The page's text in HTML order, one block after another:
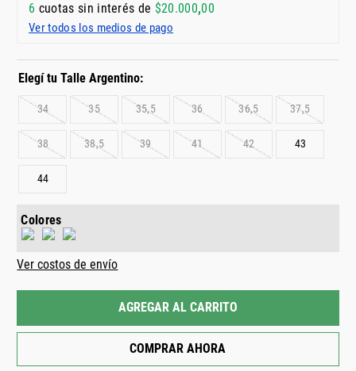
6 cuotas sin interés de $20.000,00
Ver todos los medios de pago
34 35 35,5 36 36,5 37,5
38 38,5 39 41 42 43
44
Colores
Ver costos de envío
AGREGAR AL CARRITO
COMPRAR AHORA